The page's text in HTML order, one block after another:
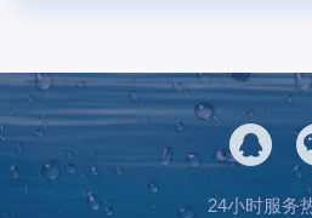
24小时服务